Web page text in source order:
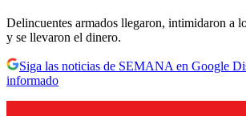
Delincuentes armados llegaron, intimidaron a
y se llevaron el dinero.
Siga las noticias de SEMANA en Google
informado